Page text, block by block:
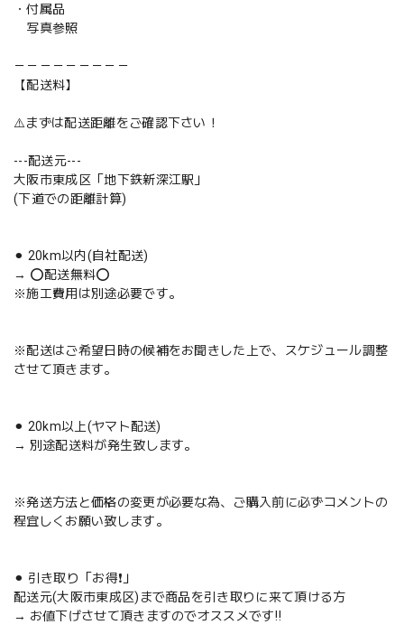
・付属品
写真参照
－－－－－－－－－
【配送料】
⚠️まずは配送距離をご確認下さい！
---配送元---
大阪市東成区「地下鉄新深江駅」
(下道での距離計算)
⚫︎ 20km以内(自社配送)
→ ⭕️配送無料⭕️
※施工費用は別途必要です。
※配送はご希望日時の候補をお聞きした上で、スケジュール調整
させて頂きます。
⚫︎ 20km以上(ヤマト配送)
→ 別途配送料が発生致します。
※発送方法と価格の変更が必要な為、ご購入前に必ずコメントの
程宜しくお願い致します。
⚫︎ 引き取り「お得❗️」
配送元(大阪市東成区)まで商品を引き取りに来て頂ける方
→ お値下げさせて頂きますのでオススメです‼️